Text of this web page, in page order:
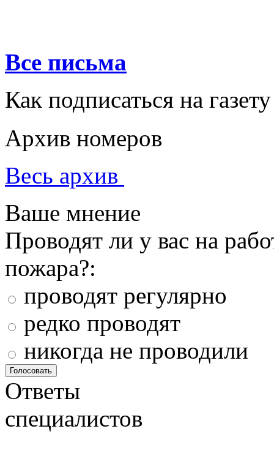
Все письма
Как подписаться на газету
Архив номеров
Весь архив
Ваше мнение
Проводят ли у вас на
пожара?:
проводят регулярно
редко проводят
никогда не проводили
Ответы
специалистов